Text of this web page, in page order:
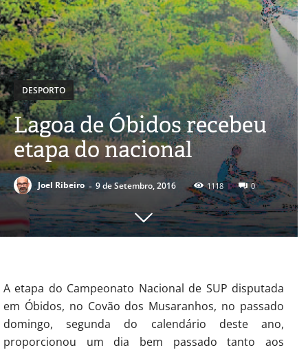
DESPORTO
Lagoa de Óbidos recebeu
etapa do nacional
Joel Ribeiro - 9 de Setembro, 2016 1118 0
A etapa do Campeonato Nacional de SUP disputada
em Óbidos, no Covão dos Musaranhos, no passado
domingo, segunda do calendário deste ano,
proporcionou um dia bem passado tanto aos